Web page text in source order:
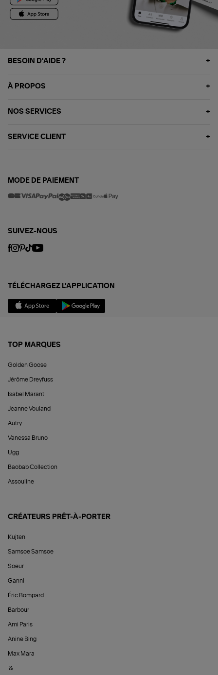
BESOIN D'AIDE ?
À PROPOS
NOS SERVICES
SERVICE CLIENT
MODE DE PAIEMENT
SUIVEZ-NOUS
TÉLÉCHARGEZ L'APPLICATION
TOP MARQUES
Golden Goose
Jérôme Dreyfuss
Isabel Marant
Jeanne Vouland
Autry
Vanessa Bruno
Ugg
Baobab Collection
Assouline
CRÉATEURS PRÊT-À-PORTER
Kujten
Samsoe Samsoe
Soeur
Ganni
Éric Bompard
Barbour
Ami Paris
Anine Bing
Max Mara
&